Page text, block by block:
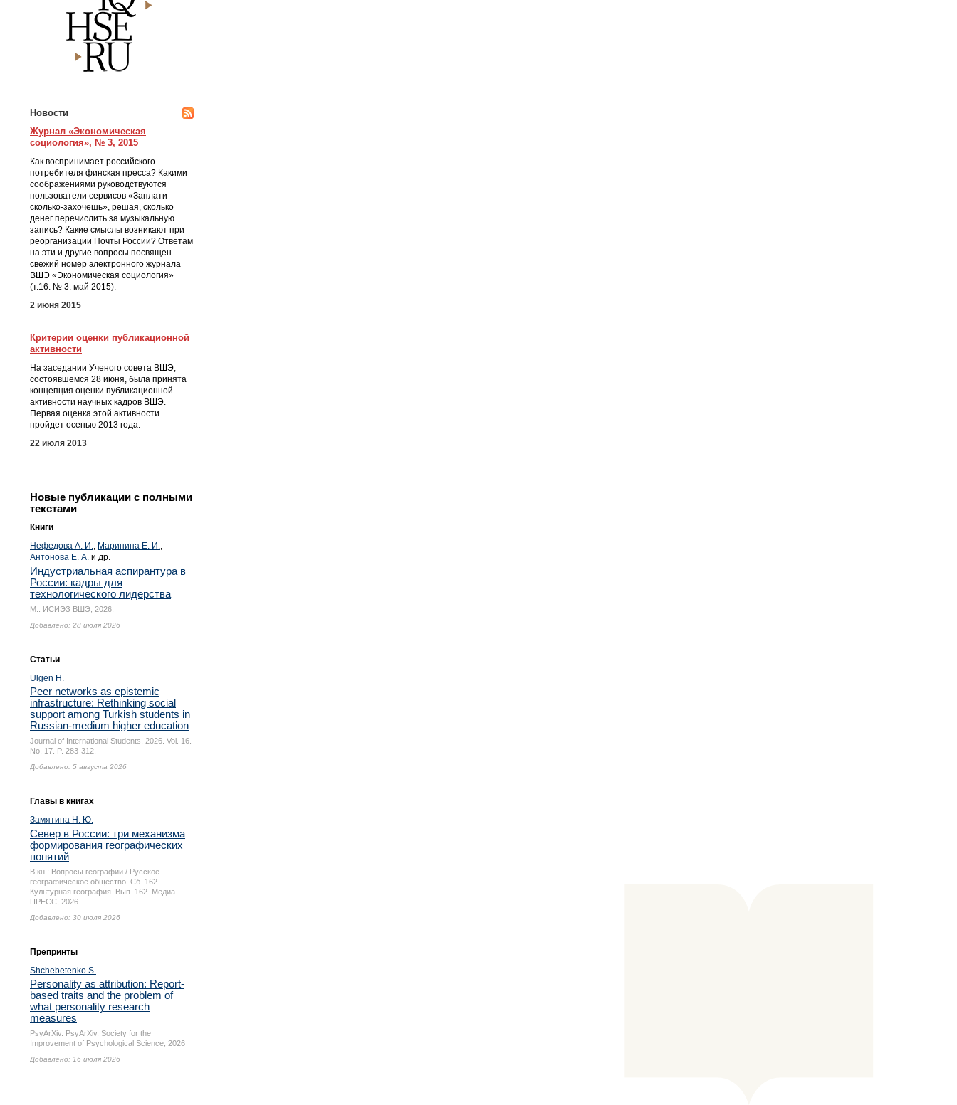
Новости
Журнал «Экономическая
социология», № 3, 2015
Как воспринимает российского
потребителя финская пресса? Какими
соображениями руководствуются
пользователи сервисов «Заплати-
сколько-захочешь», решая, сколько
денег перечислить за музыкальную
запись? Какие смыслы возникают при
реорганизации Почты России? Ответам
на эти и другие вопросы посвящен
свежий номер электронного журнала
ВШЭ «Экономическая социология»
(т.16. № 3. май 2015).
2 июня 2015
Критерии оценки публикационной
активности
На заседании Ученого совета ВШЭ,
состоявшемся 28 июня, была принята
концепция оценки публикационной
активности научных кадров ВШЭ.
Первая оценка этой активности
пройдет осенью 2013 года.
22 июля 2013
Новые публикации с полными
текстами
Книги
Нефедова А. И., Маринина Е. И.,
Антонова Е. А. и др.
Индустриальная аспирантура в
России: кадры для
технологического лидерства
М.: ИСИЭЗ ВШЭ, 2026.
Добавлено: 28 июля 2026
Статьи
Ulgen H.
Peer networks as epistemic
infrastructure: Rethinking social
support among Turkish students in
Russian-medium higher education
Journal of International Students. 2026. Vol. 16.
No. 17. P. 283-312.
Добавлено: 5 августа 2026
Главы в книгах
Замятина Н. Ю.
Север в России: три механизма
формирования географических
понятий
В кн.: Вопросы географии / Русское
географическое общество. Сб. 162.
Культурная география. Вып. 162. Медиа-
ПРЕСС, 2026.
Добавлено: 30 июля 2026
Препринты
Shchebetenko S.
Personality as attribution: Report-
based traits and the problem of
what personality research
measures
PsyArXiv. PsyArXiv. Society for the
Improvement of Psychological Science, 2026
Добавлено: 16 июля 2026